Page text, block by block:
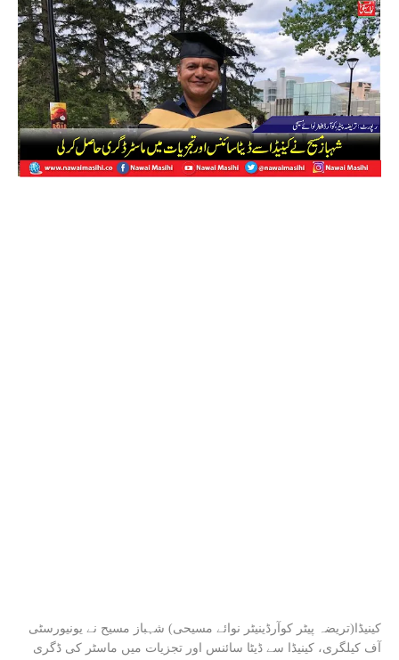
کینیڈا(تریضہ پیٹر کوآرڈینیٹر نوائے مسیحی) شہباز مسیح نے یونیورسٹی
آف کیلگری، کینیڈا سے ڈیٹا سائنس اور تجزیات میں ماسٹر کی ڈگری